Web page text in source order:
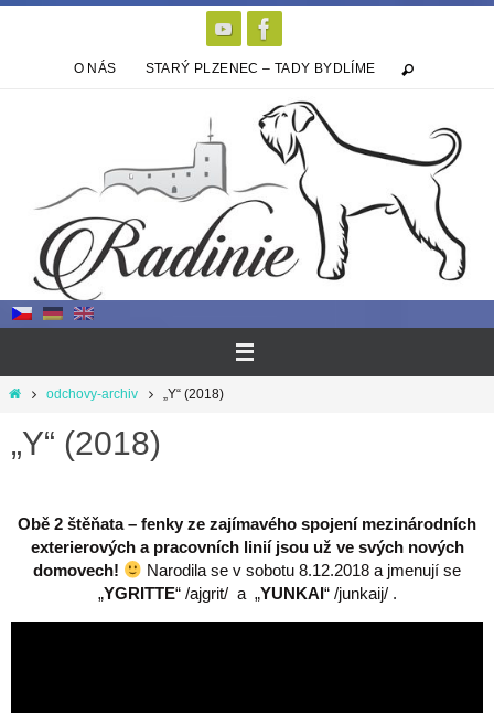
O NÁS STARÝ PLZENEC – TADY BYDLÍME
Homeodchovy-archiv „Y“ (2018)
„Y“ (2018)
Obě 2 štěňata – fenky ze zajímavého spojení mezinárodních
exterierových a pracovních linií jsou už ve svých nových
domovech!
Narodila se v sobotu 8.12.2018 a jmenují se
„YGRITTE“ /ajgrit/ a „YUNKAI“ /junkaij/ .